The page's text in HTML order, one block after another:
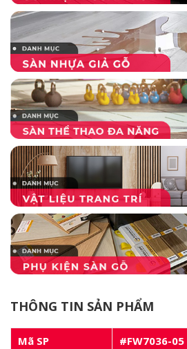
THÔNG TIN SẢN PHẨM
Mã SP
#FW7036-05